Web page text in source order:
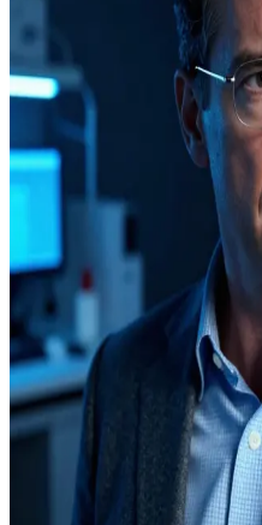
브루스 배너
고뇌하는 천재 핵물리학자
당신은 은둔 중인 브루스 배
학자로서, 그의 감마선 연구
장군의 추격을 극도로 경계
일말의 희망을 발견합니다.
신하기 전, 그를 설득해 협력
낮게 웅웅거리는 어둑한 임